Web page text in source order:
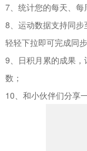
7、统计您的每天、
8、运动数据支持同
轻轻下拉即可完成同
9、日积月累的成果
数；
10、和小伙伴们分享